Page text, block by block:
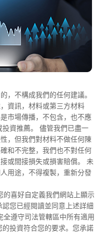
，不構成我們的任何建議。
資訊，材料或第三方材料
市場傳播，不包含，也不應
資推薦。 儘管我們已盡一
，但我們對材料不做任何陳
和不完整，我們也不對任何
或間接損失或損害賠償。 未
用途，不得複製，重新分發
喜好自定義我們網站上顯示
您已經閱讀並同意上述詳細
遵守司法管轄區中所有適用
投資符合您的要求。您承諾